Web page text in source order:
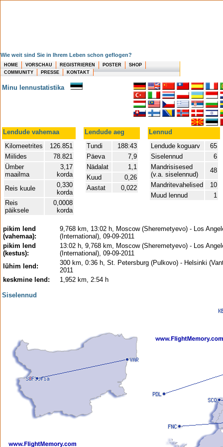
Wie weit sind Sie in Ihrem Leben schon geflogen?
HOME VORSCHAU REGISTRIEREN POSTER
SHOP
COMMUNITY
PRESSE KONTAKT
Minu lennustatistika
Lendude vahemaa Lendude aeg
Lennud
Kilomeetrites
126.851
Miilides
78.821
Ümber
maailma
3,17
korda
Reis kuule
0,330
korda
Reis
päiksele
0,0008
korda
Tundi
188:43
Päeva
7,9
Nädalat
1,1
Kuud
0,26
Aastat
0,022
Lendude koguarv
65
Siselennud
6
Mandrisisesed
(v.a. siselennud)
48
Mandritevahelised
10
Muud lennud
1
pikim lend
(vahemaa):
9,768 km, 13:02 h, Moscow (Sheremetyevo) - Los
(International), 09-09-2011
pikim lend
(kestus):
13:02 h, 9,768 km, Moscow (Sheremetyevo) - Los
(International), 09-09-2011
lühim lend:
300 km, 0:36 h, St. Petersburg (Pulkovo) - Helsinki
2011
keskmine lend:
1,952 km, 2:54 h
Siselennud